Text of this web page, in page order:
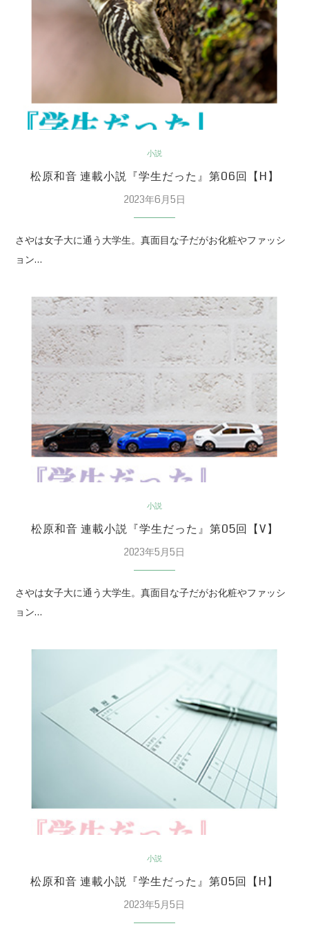
小説
松原和音 連載小説『学生だった』第06回【H】
2023年6月5日
さやは女子大に通う大学生。真面目な子だがお化粧やファッシ
ョン…
小説
松原和音 連載小説『学生だった』第05回【V】
2023年5月5日
さやは女子大に通う大学生。真面目な子だがお化粧やファッシ
ョン…
小説
松原和音 連載小説『学生だった』第05回【H】
2023年5月5日